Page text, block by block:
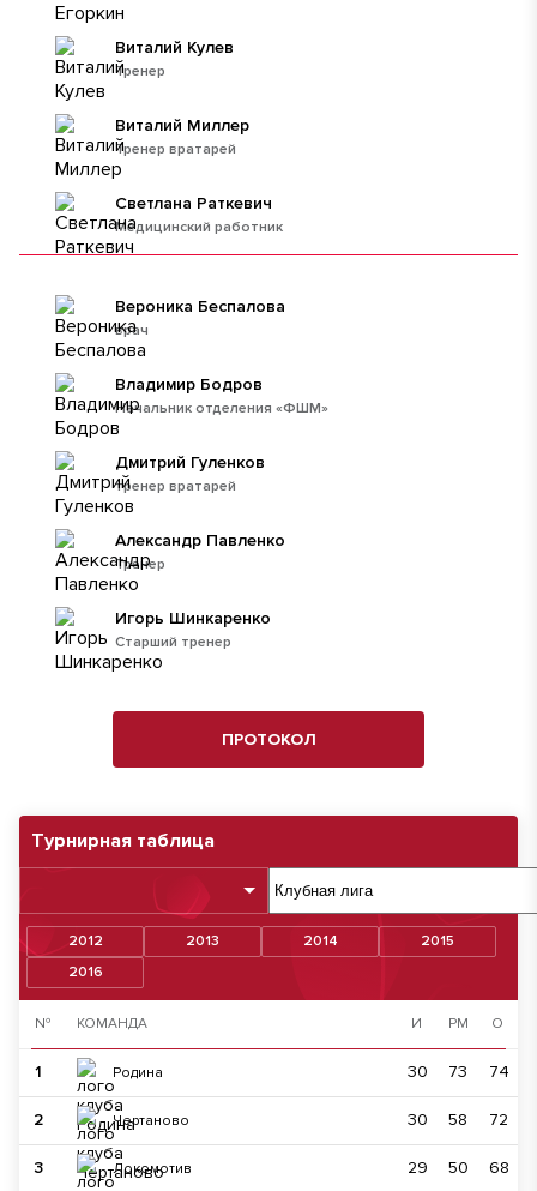
Турнирная таблица
2012 2013 2014
2015
2016
№ КОМАНДА И РМ О
1 Родина 30 73 74
2 Чертаново 30 58 72
3 Локомотив 29 50 68
Тренер
Виталий Кулев
Тренер вратарей
Виталий Миллер
Медицинский работник
Светлана Раткевич
врач
Вероника Беспалова
Начальник отделения «ФШМ»
Владимир Бодров
тренер вратарей
Дмитрий Гуленков
Тренер
Александр Павленко
Старший тренер
Игорь Шинкаренко
ПРОТОКОЛ